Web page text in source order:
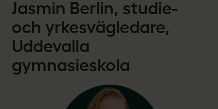
Jasmin Berlin, studie-
och yrkesvägledare,
Uddevalla
gymnasieskola